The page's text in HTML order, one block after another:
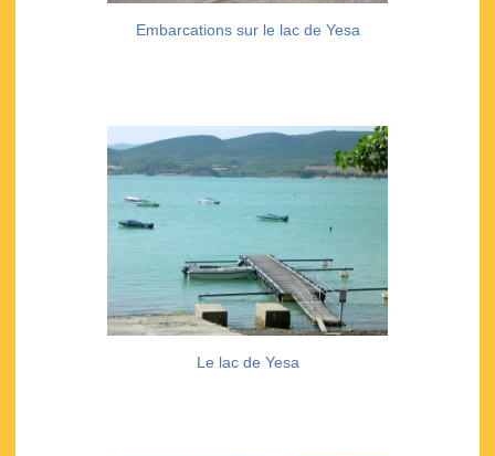
Embarcations sur le lac de Yesa
Le lac de Yesa